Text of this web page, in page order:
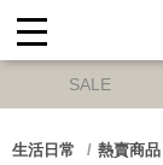
SALE
生活日常 熱賣商品